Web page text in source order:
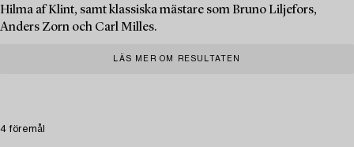
Hilma af Klint, samt klassiska mästare som Bruno Liljefors,
Anders Zorn och Carl Milles.
LÄS MER OM RESULTATEN
4 föremål